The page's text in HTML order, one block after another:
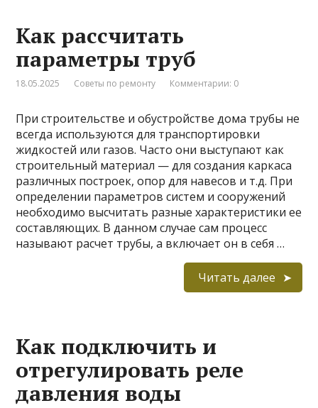
Как рассчитать
параметры труб
18.05.2025 Советы по ремонту Комментарии: 0
При строительстве и обустройстве дома трубы не
всегда используются для транспортировки
жидкостей или газов. Часто они выступают как
строительный материал — для создания каркаса
различных построек, опор для навесов и т.д. При
определении параметров систем и сооружений
необходимо высчитать разные характеристики ее
составляющих. В данном случае сам процесс
называют расчет трубы, а включает он в себя …
Читать далее
Как подключить и
отрегулировать реле
давления воды